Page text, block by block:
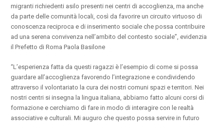
migranti richiedenti asilo presenti nei centri di accoglienza, ma anche
da parte delle comunità locali, così da favorire un circuito virtuoso di
conoscenza reciproca e di inserimento sociale che possa contribuire
ad una serena convivenza nell’ambito del contesto sociale”, evidenzia
il Prefetto di Roma Paola Basilone
“L’esperienza fatta da questi ragazzi è l’esempio di come si possa
guardare all’accoglienza favorendo l’integrazione e condividendo
attraverso il volontariato la cura dei nostri comuni spazi e territori. Nei
nostri centri si insegna la lingua italiana, abbiamo fatto alcuni corsi di
formazione e cerchiamo di fare in modo di interagire con le realtà
associative e culturali. Mi auguro che questo possa servire in futuro